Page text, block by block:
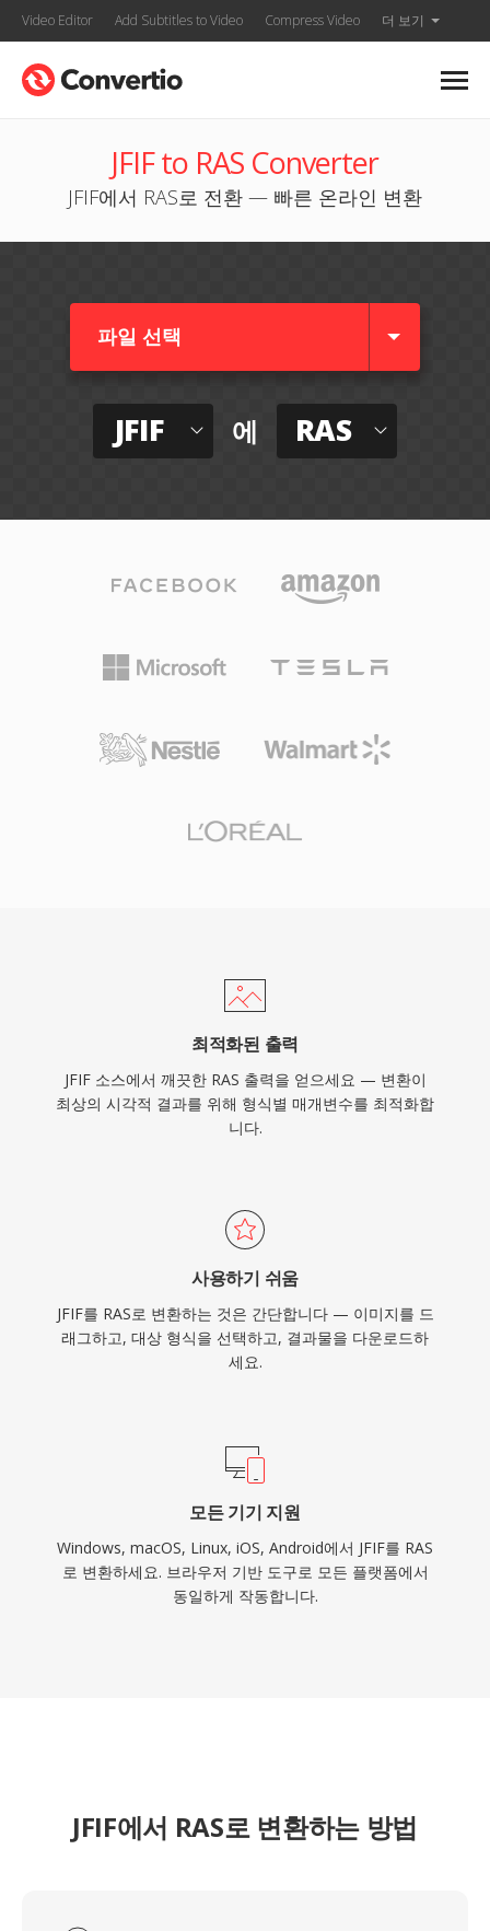
Video Editor Add Subtitles to Video Compress Video 더 보기
JFIF to RAS Converter
JFIF에서 RAS로 전환 — 빠른 온라인 변환
파일 선택
JFIF 에 RAS
최적화된 출력
JFIF 소스에서 깨끗한 RAS 출력을 얻으세요 — 변환이
최상의 시각적 결과를 위해 형식별 매개변수를 최적화합
니다.
사용하기 쉬움
JFIF를 RAS로 변환하는 것은 간단합니다 — 이미지를 드
래그하고, 대상 형식을 선택하고, 결과물을 다운로드하
세요.
모든 기기 지원
Windows, macOS, Linux, iOS, Android에서 JFIF를 RAS
로 변환하세요. 브라우저 기반 도구로 모든 플랫폼에서
동일하게 작동합니다.
JFIF에서 RAS로 변환하는 방법